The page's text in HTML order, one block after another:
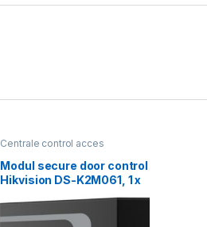
Centrale control acces
Modul secure door control
Hikvision DS-K2M061, 1 x